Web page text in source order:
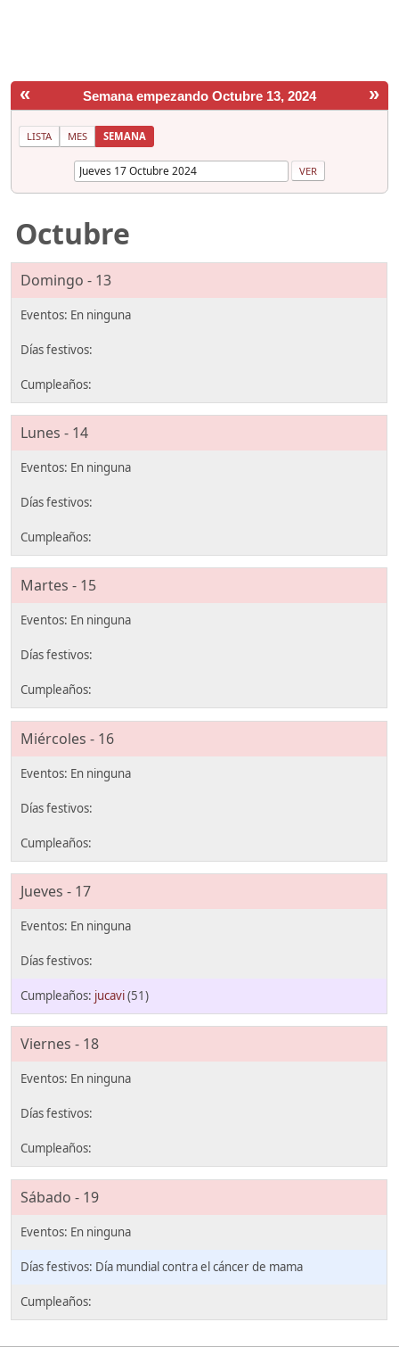
« »
Semana empezando Octubre 13, 2024
LISTA MES SEMANA
Octubre
Domingo - 13
Lunes - 14
Martes - 15
Miércoles - 16
Jueves - 17
jucavi(51)
Viernes - 18
Sábado - 19
Día mundial contra el cáncer de mama